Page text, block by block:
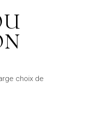
choix de